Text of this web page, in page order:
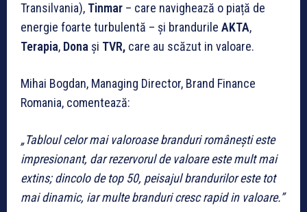
Transilvania), Tinmar – care navighează o piață de
energie foarte turbulentă – și brandurile AKTA,
Terapia, Dona și TVR, care au scăzut in valoare.
Mihai Bogdan, Managing Director, Brand Finance
Romania, comentează:
„Tabloul celor mai valoroase branduri românești este
impresionant, dar rezervorul de valoare este mult mai
extins; dincolo de top 50, peisajul brandurilor este tot
mai dinamic, iar multe branduri cresc rapid in valoare.”